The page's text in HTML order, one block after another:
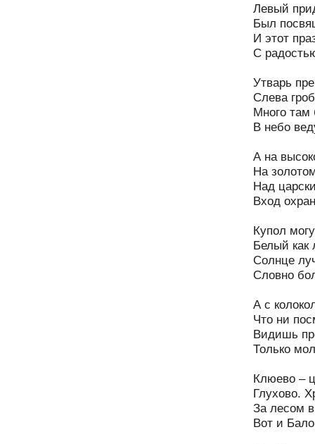
Левый
Был
И этот
С
Утварь
Слева
Много там
В небо
А на
На
Над
Вход
Купол
Белый как
Солнце
Словно
А с
Что ни
Видишь
Только
Клюево –
Глухово.
За лесом
Вот и